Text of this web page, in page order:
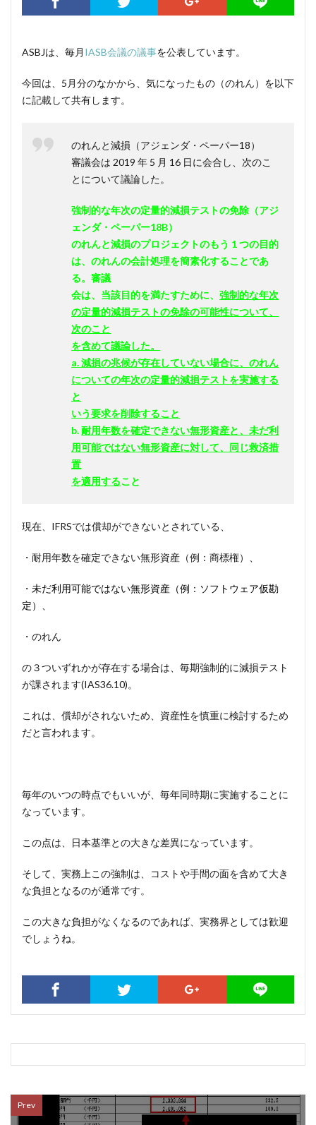
ASBJは、毎月 IASB会議の議事を公表しています。
今回は、5月分のなかから、気になったもの（のれん）を以下
に記載して共有します。
のれんと減損（アジェンダ・ペーパー18）
審議会は 2019 年 5 月 16 日に会合し、次のこ
とについて議論した。
強制的な年次の定量的減損テストの免除（アジ
ェンダ・ペーパー18B）
のれんと減損のプロジェクトのもう 1つの目的
は、のれんの会計処理を簡素化することであ
る。審議
会は、当該目的を満たすために、 強制的な年次
の定量的減損テストの免除の可能性について、
次のこと
を含めて議論した。
a.減損の兆候が存在していない場合に、のれん
についての年次の定量的減損テストを実施する
と
いう要求を削除すること
b.耐用年数を確定できない無形資産と、未だ利
用可能ではない無形資産に対して、同じ救済措
置
を適用すること
現在、IFRSでは償却ができないとされている、
・耐用年数を確定できない無形資産（例：商標権）、
・ 未だ利用可能ではない無形資産（例：ソフトウェア仮勘
定）、
・のれん
の３ついずれかが存在する場合は、毎期強制的に減損テスト
が課されます(IAS36.10)。
これは、償却がされないため、資産性を慎重に検討するため
だと言われます。
毎年のいつの時点でもいいが、毎年同時期に実施することに
なっています。
この点は、日本基準との大きな差異になっています。
そして、実務上この強制は、コストや手間の面を含めて大き
な負担となるのが通常です。
この大きな負担がなくなるのであれば、実務界としては歓迎
でしょうね。
Prev